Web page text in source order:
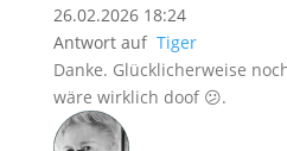
26.02.2026 18:24
Antwort auf Tiger
Danke. Glücklicherweise
wäre wirklich doof 😕.